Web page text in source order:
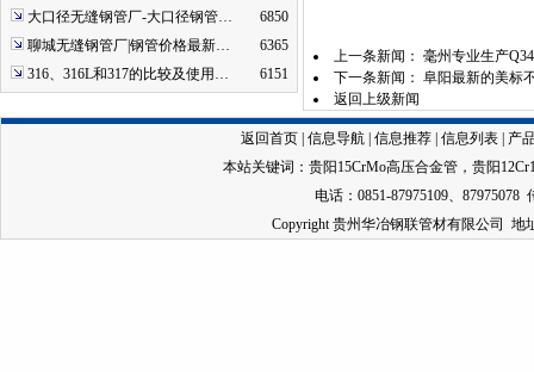
大口径无缝钢管厂-大口径钢管…
6850
聊城无缝钢管厂|钢管价格最新…
6365
316、316L和317的比较及使用…
6151
上一条新闻： 毫州专业生产
下一条新闻： 阜阳最新的美标
返回上级新闻
返回首页 信息导航 信息推荐 信息列表
产
本站关键词： 贵阳15CrMo高压合金管 ， 贵阳
电话：0851-87975109、87975078
Copyright 贵州华冶钢联管材有限公司